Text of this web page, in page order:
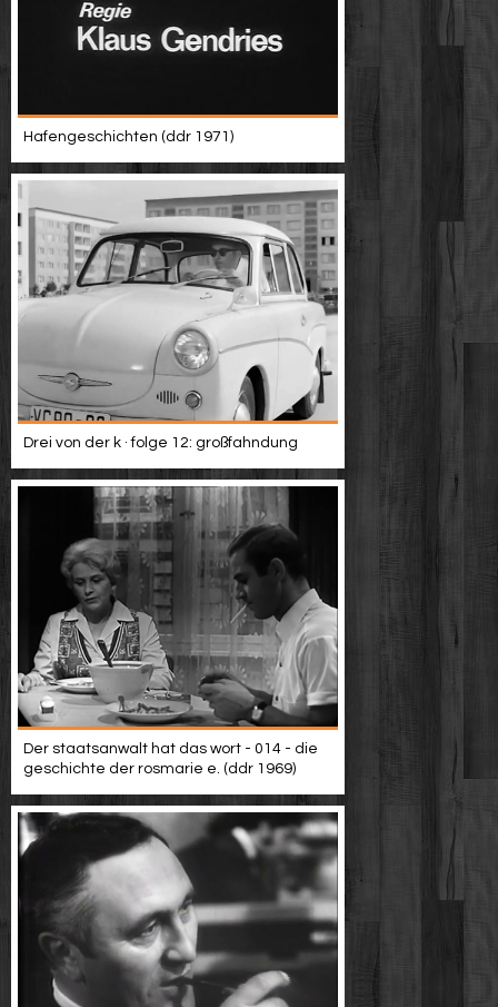
Hafengeschichten (ddr 1971)
Drei von der k · folge 12: großfahndung
Der staatsanwalt hat das wort - 014 - die
geschichte der rosmarie e. (ddr 1969)